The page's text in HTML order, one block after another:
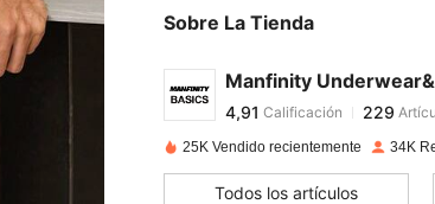
Sobre La Tienda
Manfinity
4,91
4,91 Calificación
s***7pagó Hace 1 día
25K Vendido recientemente 34K
Todos los artículos